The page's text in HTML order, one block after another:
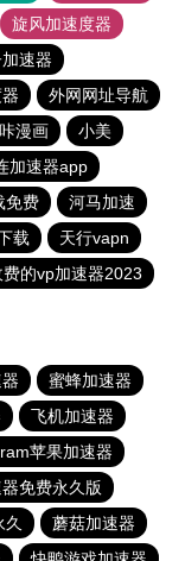
旋风加速度器
速器
外网网址导航
漫画
小美
加速器app
免费
河马加速
载
天行vapn
费的vp加速器2023
蜜蜂加速器
飞机加速器
苹果加速器
免费永久版
久
蘑菇加速器